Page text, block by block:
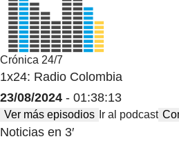
Crónica 24/7
1x24: Radio Colombia
23/08/2024 - 01:38:13
Ver más episodios Ir al podcast
Noticias en 3′